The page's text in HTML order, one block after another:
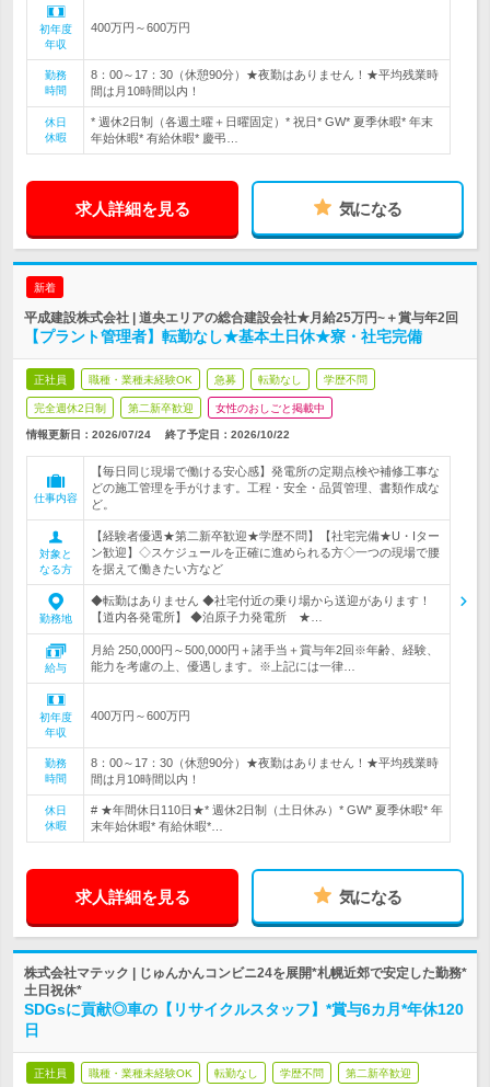
初年度
年収
400万円～600万円
勤務
時間
8：00～17：30（休憩90分）★夜勤はありません！★平均残業時
間は月10時間以内！
休日
休暇
* 週休2日制（各週土曜＋日曜固定）* 祝日* GW* 夏季休暇* 年末
年始休暇* 有給休暇* 慶弔…
求人詳細を見る 気になる
新着
平成建設株式会社 | 道央エリアの総合建設会社★月給25万円~＋賞与年2回
【プラント管理者】転勤なし★基本土日休★寮・社宅完備
正社員 職種・業種未経験OK 急募 転勤なし 学歴不問
完全週休2日制 第二新卒歓迎 女性のおしごと掲載中
情報更新日：2026/07/24 終了予定日： 2026/10/22
仕事内容
【毎日同じ現場で働ける安心感】発電所の定期点検や補修工事な
どの施工管理を手がけます。工程・安全・品質管理、書類作成な
ど。
対象と
なる方
【経験者優遇★第二新卒歓迎★学歴不問】【社宅完備★U・Iター
ン歓迎】◇スケジュールを正確に進められる方◇一つの現場で腰
を据えて働きたい方など
勤務地
◆転勤はありません ◆社宅付近の乗り場から送迎があります！
【道内各発電所】 ◆泊原子力発電所 ★…
給与
月給 250,000円～500,000円＋諸手当＋賞与年2回※年齢、経験、
能力を考慮の上、優遇します。※上記には一律…
初年度
年収
400万円～600万円
勤務
時間
8：00～17：30（休憩90分）★夜勤はありません！★平均残業時
間は月10時間以内！
休日
休暇
# ★年間休日110日★* 週休2日制（土日休み）* GW* 夏季休暇* 年
末年始休暇* 有給休暇*…
求人詳細を見る 気になる
株式会社マテック | じゅんかんコンビニ24を展開*札幌近郊で安定した勤務*
土日祝休*
SDGsに貢献◎車の【リサイクルスタッフ】*賞与6カ月*年休120
日
正社員 職種・業種未経験OK 転勤なし 学歴不問 第二新卒歓迎